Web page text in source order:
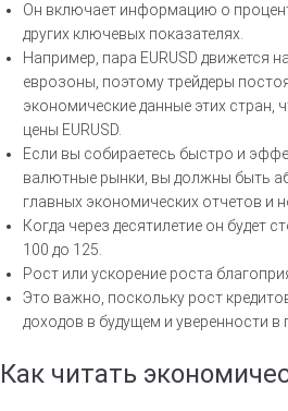
Он включает информацию о
других ключевых показателях.
Например, пара EURUSD
еврозоны, поэтому трейдеры
экономические данные этих
цены EURUSD.
Если вы собираетесь быстро и
валютные рынки, вы должны быть
главных экономических отчетов и
Когда через десятилетие он будет
100 до 125.
Рост или ускорение роста
Это важно, поскольку рост
доходов в будущем и уверенности в
Как читать